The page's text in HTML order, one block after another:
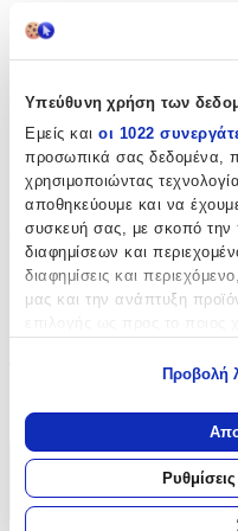
Υπεύθυνη χρήση των
Εμείς και οι 1022
προσωπικά σας δεδομένα,
χρησιμοποιώντας
αποθηκεύουμε και να
συσκευή σας, με σκοπό την
διαφημίσεων και
διαφημίσεις και
μας και την ανάπτυξη
Να συλλέξουμε
σας τοποθεσία, οι
απόσταση μερικών
Να αναγνωρίσουμε
για συγκεκριμένα
Προβολή
Βασικά
Επιχρυσωμένη:
Όχι
Φύλο:
Γυναίκα
Χειρός
Χαρακτηριστικά
+